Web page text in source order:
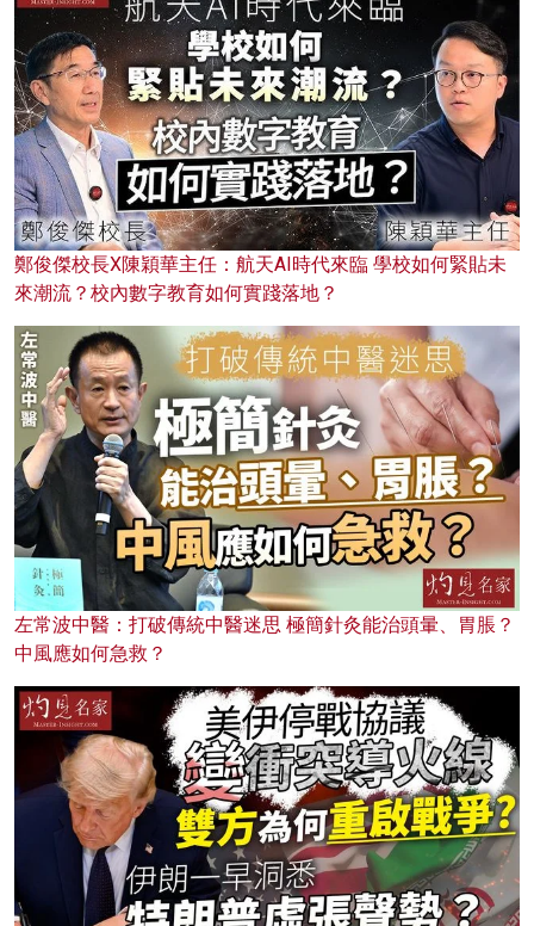
鄭俊傑校長X陳穎華主任：航天AI時代來臨 學校如何緊貼未
來潮流？校內數字教育如何實踐落地？
左常波中醫：打破傳統中醫迷思 極簡針灸能治頭暈、胃脹？
中風應如何急救？